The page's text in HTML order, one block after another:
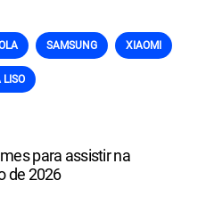
SAMSUNG XIAOMI
LISO
para assistir na
de 2026